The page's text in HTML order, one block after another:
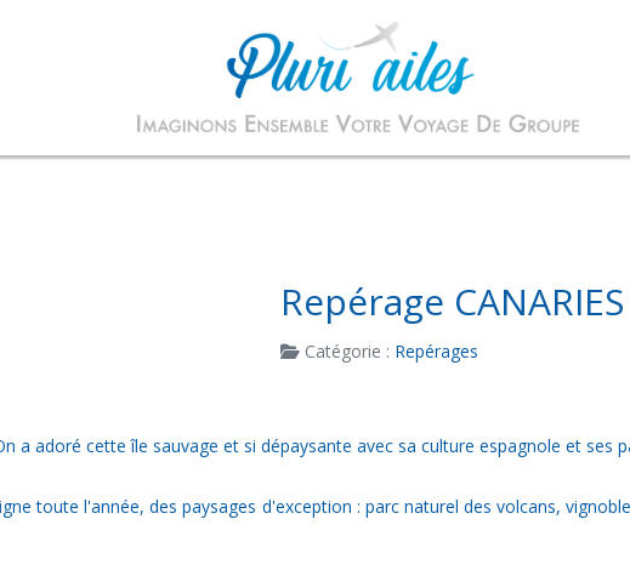
Repérage CANARIES
Catégorie : Repérages
a adoré cette île sauvage et si dépaysante avec sa culture espagnole et ses
toute l'année, des paysages d'exception : parc naturel des volcans,